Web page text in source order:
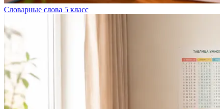
Словарные слова 5 класс